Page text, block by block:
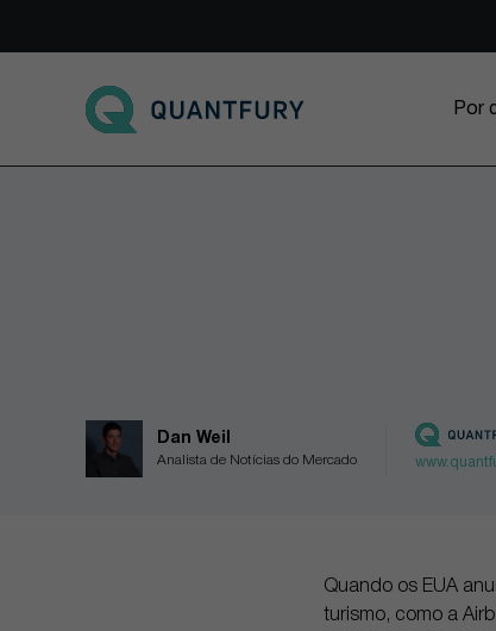
Go to main page
Por
Dan Weil
Analista de Notícias do Mercado
Quando os EUA
turismo, como a